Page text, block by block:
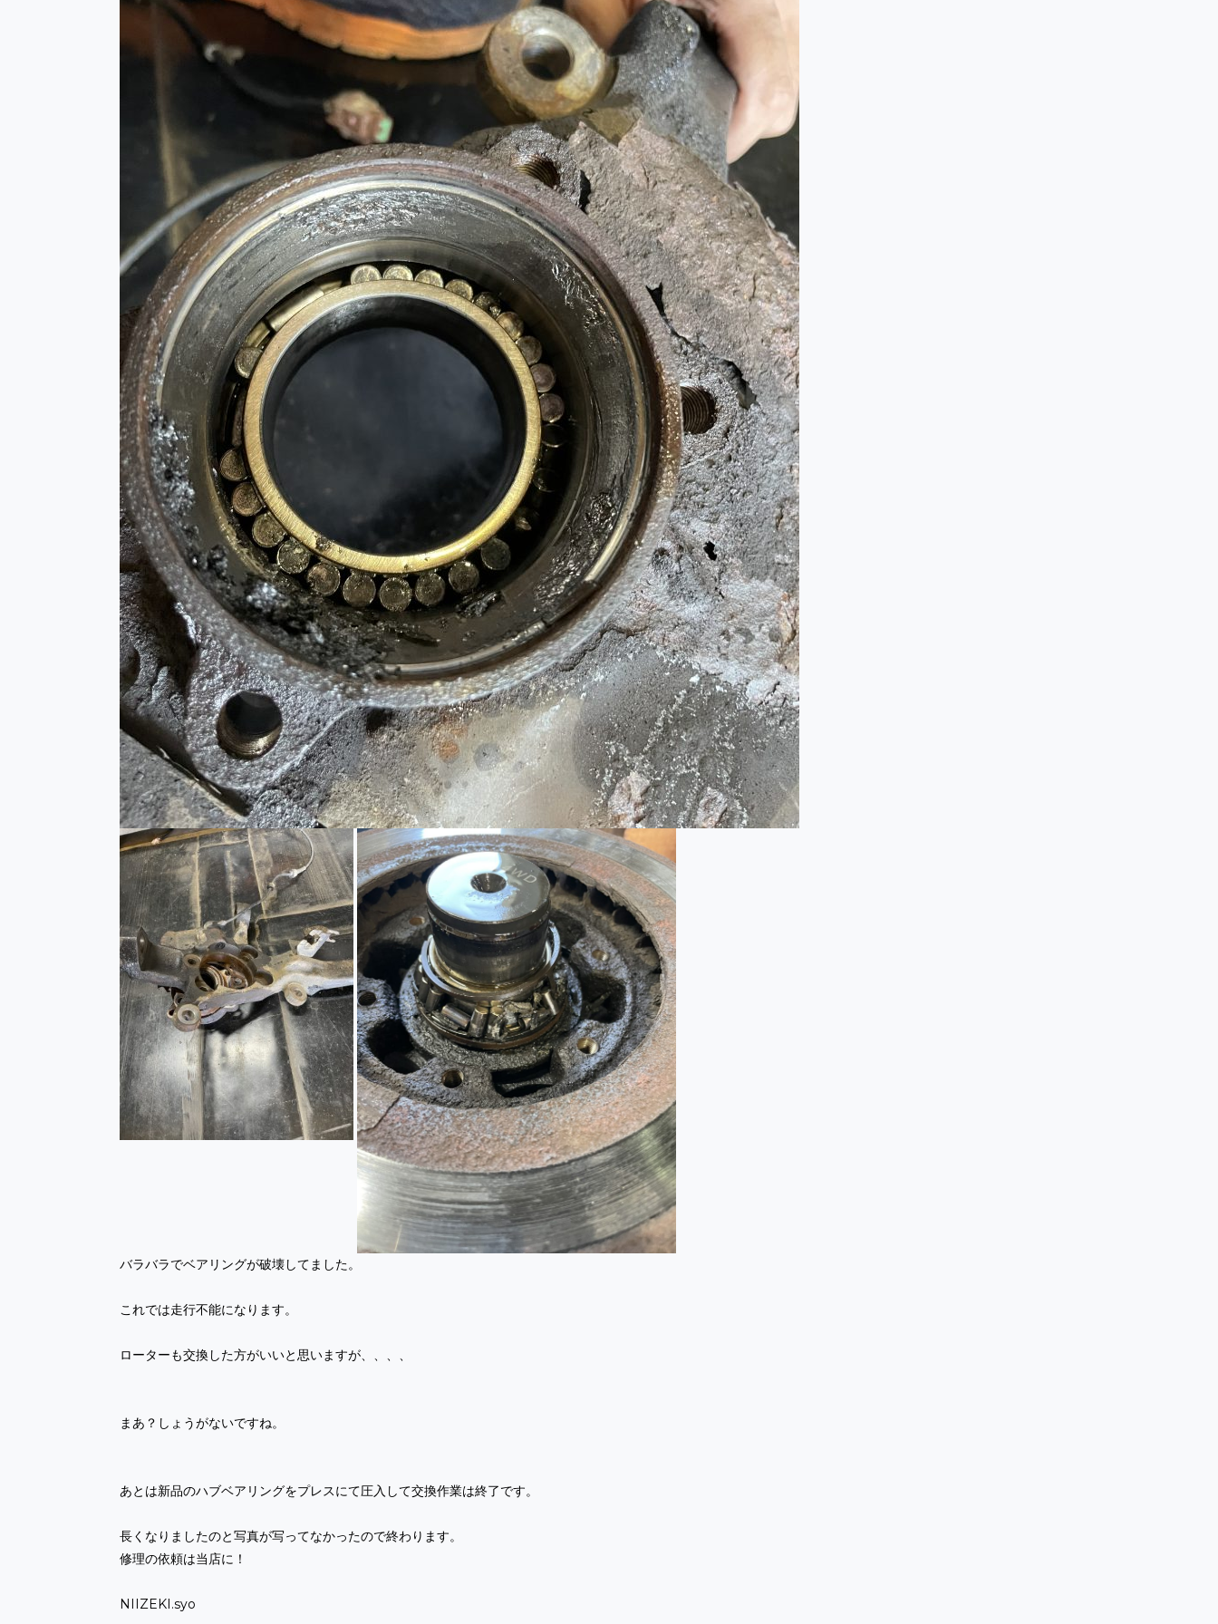
バラバラでベアリングが破壊してました。
これでは走行不能になります。
ローターも交換した方がいいと思いますが、、、、
まあ？しょうがないですね。
あとは新品のハブベアリングをプレスにて圧入して交換作業は終了です。
長くなりましたのと写真が写ってなかったので終わります。
修理の依頼は当店に！
NIIZEKI.syo